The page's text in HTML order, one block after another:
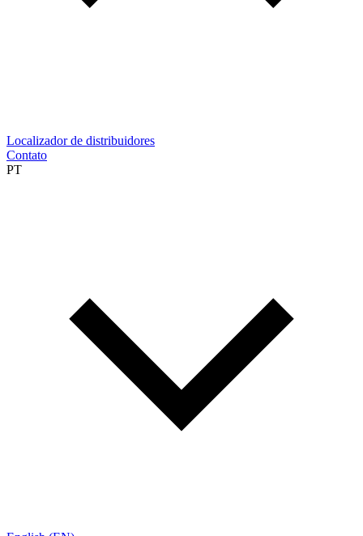
Localizador de distribuidores
Contato
PT